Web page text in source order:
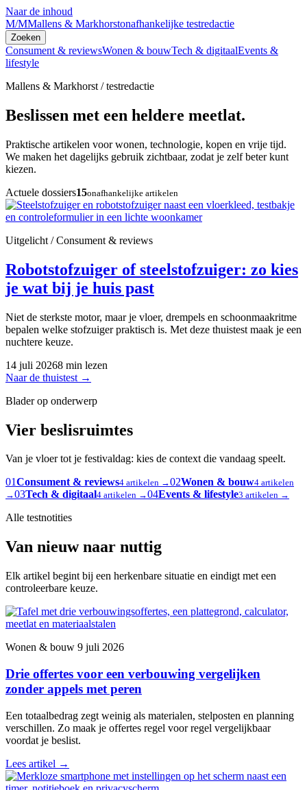
Naar de inhoud
M/MMallens & Markhorstonafhankelijke testredactie
Zoeken
Consument & reviewsWonen & bouwTech & digitaalEvents &
lifestyle
Mallens & Markhorst / testredactie
Beslissen met een heldere meetlat.
Praktische artikelen voor wonen, technologie, kopen en vrije tijd.
We maken het dagelijks gebruik zichtbaar, zodat je zelf beter kunt
kiezen.
Actuele dossiers15onafhankelijke artikelen
Uitgelicht / Consument & reviews
Robotstofzuiger of steelstofzuiger: zo kies
je wat bij je huis past
Niet de sterkste motor, maar je vloer, drempels en schoonmaakritme
bepalen welke stofzuiger praktisch is. Met deze thuistest maak je een
nuchtere keuze.
14 juli 20268 min lezen
Naar de thuistest →
Blader op onderwerp
Vier beslisruimtes
Van je vloer tot je festivaldag: kies de context die vandaag speelt.
01Consument & reviews4 artikelen →02Wonen & bouw4 artikelen
→03Tech & digitaal4 artikelen →04Events & lifestyle3 artikelen →
Alle testnotities
Van nieuw naar nuttig
Elk artikel begint bij een herkenbare situatie en eindigt met een
controleerbare keuze.
Wonen & bouw 9 juli 2026
Drie offertes voor een verbouwing vergelijken
zonder appels met peren
Een totaalbedrag zegt weinig als materialen, stelposten en planning
verschillen. Zo maak je offertes regel voor regel vergelijkbaar
voordat je beslist.
Lees artikel →